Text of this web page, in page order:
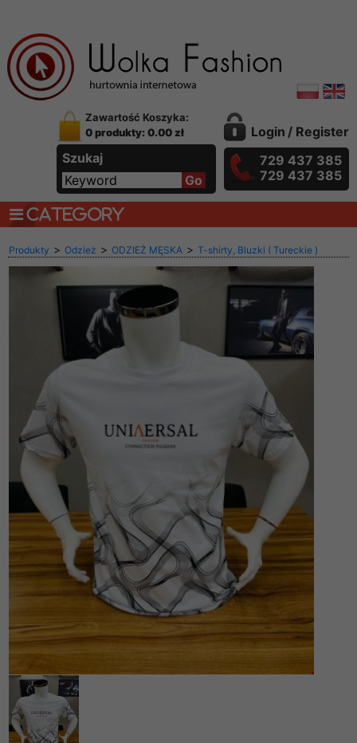
Zawartość Koszyka:
0 produkty: 0.00 zł
Szukaj
Login / Register
729 437 385
729 437 385
CATEGORY
Produkty > Odzież > ODZIEŻ MĘSKA > T-shirty, Bluzki ( Tureckie )